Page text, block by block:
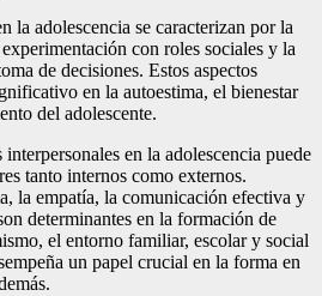
la adolescencia se caracterizan por la
con roles sociales y la
de decisiones. Estos aspectos
en la autoestima, el bienestar
del adolescente.
en la adolescencia puede
tanto internos como externos.
la empatía, la comunicación efectiva y
determinantes en la formación de
el entorno familiar, escolar y social
un papel crucial en la forma en